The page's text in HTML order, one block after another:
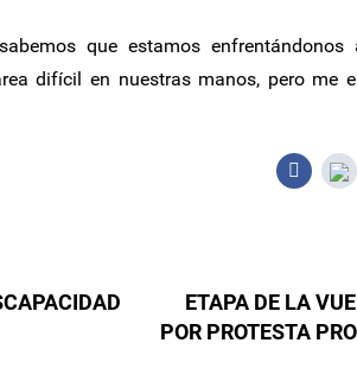
que estamos
difícil en nuestras manos, pero me
ETAPA DE LA
POR PROTESTA